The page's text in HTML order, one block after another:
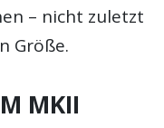
– nicht zuletzt
Größe.
MKII